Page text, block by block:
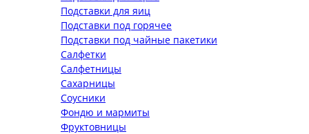
Подставки для яиц
Подставки под горячее
Подставки под чайные пакетики
Салфетки
Салфетницы
Сахарницы
Соусники
Фондю и мармиты
Фруктовницы